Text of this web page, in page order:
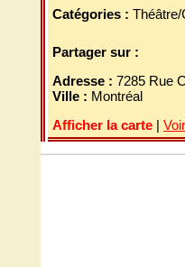
Catégories : Théâtre/
Partager sur :
Adresse : 7285 Rue
Ville : Montréal
Afficher la carte |